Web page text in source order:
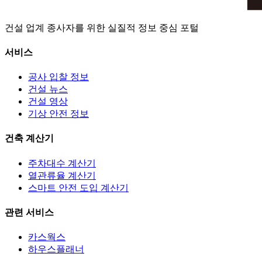
건설 업계 종사자를 위한 실질적 정보 중심 포털
서비스
공사 입찰 정보
건설 뉴스
건설 영상
기상 안전 정보
건축 계산기
주차대수 계산기
열관류율 계산기
스마트 안전 도입 계산기
관련 서비스
카스웍스
하우스플래너